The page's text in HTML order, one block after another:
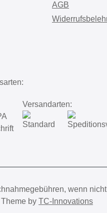
AGB
Versandarten:
wenn
by TC-Innovations